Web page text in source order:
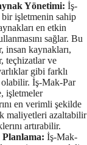
Yönetimi: İş-
işletmenin sahip
en etkin
sağlar. Bu
insan kaynakları,
teçhizatlar ve
gibi farklı
olabilir. İş-Mak-Par
işletmeler
en verimli şekilde
maliyetleri azaltabilir
artırabilir.
İş-Mak-